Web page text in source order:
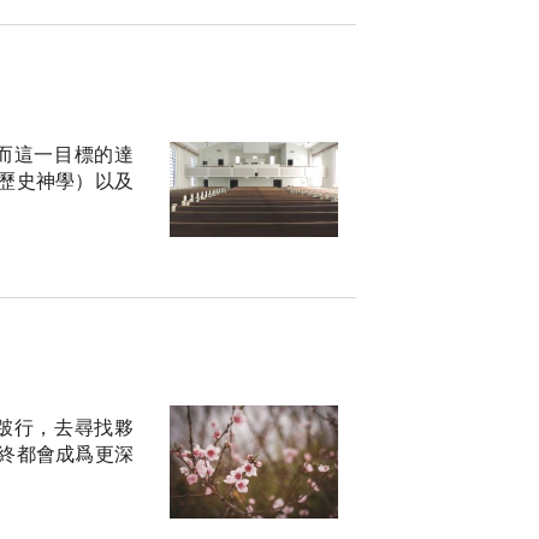
這一目標的達
史神學）以及
行，去尋找夥
都會成爲更深